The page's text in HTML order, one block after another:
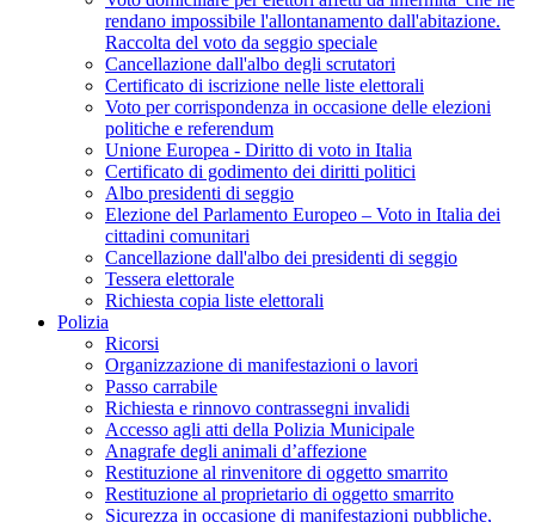
rendano impossibile l'allontanamento dall'abitazione.
Raccolta del voto da seggio speciale
Cancellazione dall'albo degli scrutatori
Certificato di iscrizione nelle liste elettorali
Voto per corrispondenza in occasione delle elezioni
politiche e referendum
Unione Europea - Diritto di voto in Italia
Certificato di godimento dei diritti politici
Albo presidenti di seggio
Elezione del Parlamento Europeo – Voto in Italia dei
cittadini comunitari
Cancellazione dall'albo dei presidenti di seggio
Tessera elettorale
Richiesta copia liste elettorali
Polizia
Ricorsi
Organizzazione di manifestazioni o lavori
Passo carrabile
Richiesta e rinnovo contrassegni invalidi
Accesso agli atti della Polizia Municipale
Anagrafe degli animali d’affezione
Restituzione al rinvenitore di oggetto smarrito
Restituzione al proprietario di oggetto smarrito
Sicurezza in occasione di manifestazioni pubbliche,